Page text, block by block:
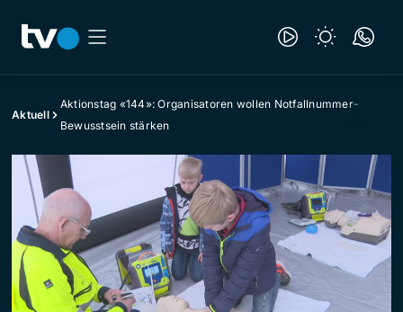
Aktuell
Aktionstag «144»: Organisatoren wollen Notfallnummer-
Bewusstsein stärken